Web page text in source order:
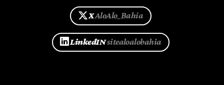
XAloAlo_Bahia
LinkedINsitealoalobahia